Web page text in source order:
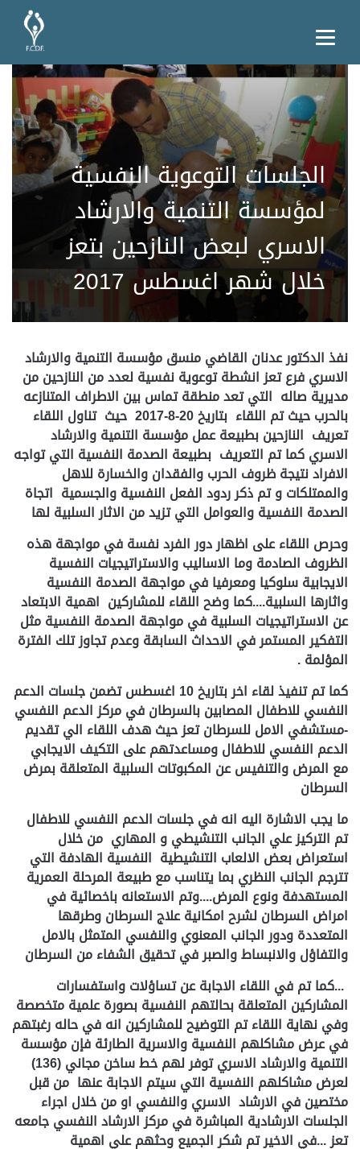
الجلسات التوعوية النفسية
لمؤسسة التنمية والارشاد
الاسري لبعض النازحين بتعز
خلال شهر اغسطس 2017
نفذ الدكتور عدنان القاضي منسق مؤسسة التنمية والارشاد
الاسري فرع تعزانشطة توعوية نفسية لعدد من النازحين من
مديرية صاله التي تعد منطقة تماس بين الاطراف المتنازعه
بالحرب حيث تم اللقاء بتاريخ 20-8-2017 حيث تناول اللقاء
تعريف النازحين بطبيعة عمل مؤسسة التنمية والارشاد
الاسري كما تم التعريف بطبيعة الصدمة النفسية التي تواجه
الافراد نتيجة ظروف الحرب والفقدان والخسارة للاهل
والممتلكات و تم ذكر ردود الفعل النفسية والجسمية اتجاة
الصدمة النفسية والعوامل التي تزيد من الاثار السلبية لها
وحرص اللقاء على اظهار دور الفرد نفسة في مواجهة هذه
الظروف الصادمة وما الاساليب والاستراتيجيات النفسية
الايجابية سلوكيا ومعرفيا في مواجهة الصدمة النفسية
واثارها السلبية....كما وضح اللقاء للمشاركين اهمية الابتعاد
عن الاستراتيجيات السلبية في مواجهة الصدمة النفسية مثل
التفكير المستمر في الاحداث السابقة وعدم تجاوز تلك الفترة
المؤلمة.
كما تم تنفيذ لقاء اخر بتاريخ 10 اغسطس تضمن جلسات الدعم
النفسي للاطفال المصابين بالسرطان في مركز الدعم النفسي
-مستشفي الامل للسرطان تعز حيث هدف اللقاء الي تقديم
الدعم النفسي للاطفال ومساعدتهم على التكيف الايجابي
مع المرض والتنفيس عن المكبوتات السلبية المتعلقة بمرض
السرطان
ما يجب الاشارة اليه انه في جلسات الدعم النفسي للاطفال
تم التركيز علي الجانب التنشيطي و المهاري من خلال
استعراض بعض الالعاب التنشيطية النفسية الهادفة التي
تترجم الجانب النظري بما يتناسب مع طبيعة المرحلة العمرية
المستهدفة ونوع المرض....وتم الاستعانه باخصائية في
امراض السرطان لشرح امكانية علاج السرطان وطرقها
المتعددة ودور الجانب المعنوي والنفسي المتمثل بالامل
والتفاؤل والانبساط والصبر في تحقيق الشفاء من السرطان
...كما تم في اللقاء الاجابة عن تساؤلات واستفسارات
المشاركين المتعلقة بحالتهم النفسية بصورة علمية متخصصة
وفي نهاية اللقاء تم التوضيح للمشاركين انه في حاله رغبتهم
في عرض مشاكلهم النفسية والاسرية الطارئة فإن مؤسسة
التنمية والارشاد الاسري توفر لهم خط ساخن مجاني (136)
لعرض مشاكلهم النفسية التي سيتم الاجابة عنها من قبل
مختصين في الارشاد الاسري والنفسي او من خلال اجراء
الجلسات الارشادية المباشرة في مركز الارشاد النفسي جامعه
تعز ...في الاخير تم شكر الجميع وحثهم علي اهمية